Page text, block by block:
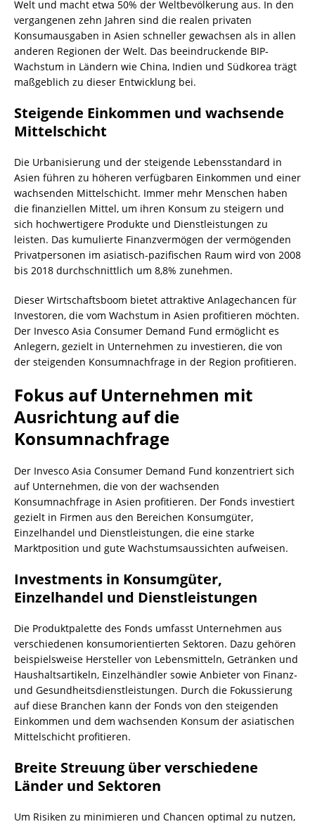
Welt und macht etwa 50% der Weltbevölkerung aus. In den
vergangenen zehn Jahren sind die realen privaten
Konsumausgaben in Asien schneller gewachsen als in allen
anderen Regionen der Welt. Das beeindruckende BIP-
Wachstum in Ländern wie China, Indien und Südkorea trägt
maßgeblich zu dieser Entwicklung bei.
Steigende Einkommen und wachsende
Mittelschicht
Die Urbanisierung und der steigende Lebensstandard in
Asien führen zu höheren verfügbaren Einkommen und einer
wachsenden Mittelschicht. Immer mehr Menschen haben
die finanziellen Mittel, um ihren Konsum zu steigern und
sich hochwertigere Produkte und Dienstleistungen zu
leisten. Das kumulierte Finanzvermögen der vermögenden
Privatpersonen im asiatisch-pazifischen Raum wird von 2008
bis 2018 durchschnittlich um 8,8% zunehmen.
Dieser Wirtschaftsboom bietet attraktive Anlagechancen für
Investoren, die vom Wachstum in Asien profitieren möchten.
Der Invesco Asia Consumer Demand Fund ermöglicht es
Anlegern, gezielt in Unternehmen zu investieren, die von
der steigenden Konsumnachfrage in der Region profitieren.
Fokus auf Unternehmen mit
Ausrichtung auf die
Konsumnachfrage
Der Invesco Asia Consumer Demand Fund konzentriert sich
auf Unternehmen, die von der wachsenden
Konsumnachfrage in Asien profitieren. Der Fonds investiert
gezielt in Firmen aus den Bereichen Konsumgüter,
Einzelhandel und Dienstleistungen, die eine starke
Marktposition und gute Wachstumsaussichten aufweisen.
Investments in Konsumgüter,
Einzelhandel und Dienstleistungen
Die Produktpalette des Fonds umfasst Unternehmen aus
verschiedenen konsumorientierten Sektoren. Dazu gehören
beispielsweise Hersteller von Lebensmitteln, Getränken und
Haushaltsartikeln, Einzelhändler sowie Anbieter von Finanz-
und Gesundheitsdienstleistungen. Durch die Fokussierung
auf diese Branchen kann der Fonds von den steigenden
Einkommen und dem wachsenden Konsum der asiatischen
Mittelschicht profitieren.
Breite Streuung über verschiedene
Länder und Sektoren
Um Risiken zu minimieren und Chancen optimal zu nutzen,